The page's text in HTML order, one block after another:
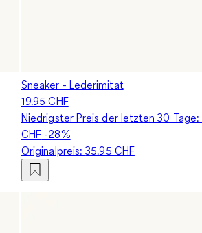
Sneaker - Lederimitat
19.95 CHF
Niedrigster Preis der letzten 30 Tage:
CHF -28%
Originalpreis:35.95 CHF